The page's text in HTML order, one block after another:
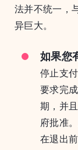
法并不统一，
异巨大。
如果您
停止支
要求完
期，并
府批准
在退出前